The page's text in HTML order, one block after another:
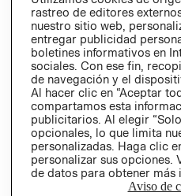
Ecuador ($)
rastreo de editores
nuestro sitio web,
entregar publicidad
boletines informativos en
sociales. Con ese fin,
de navegación y el
Al hacer clic en “Aceptar
compartamos esta
publicitarios. Al elegir
opcionales, lo que limita
personalizadas. Haga clic
personalizar sus opciones.
de datos para obtener más
Aviso de